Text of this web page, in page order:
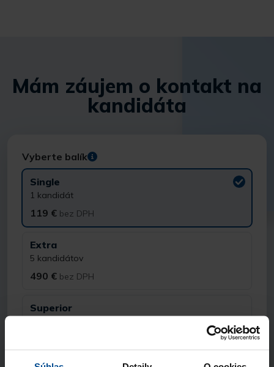
Mám záujem o kontakt na
kandidáta
Vyberte balík
Single
1 kandidát
119 € bez DPH
Extra
5 kandidátov
490 € bez DPH
Superior